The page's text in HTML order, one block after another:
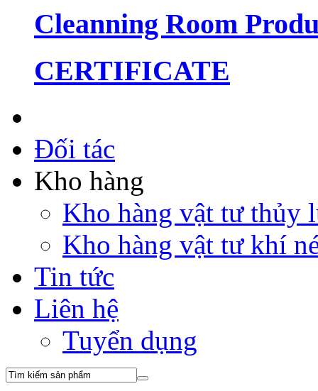
Cleanning Room
CERTIFICATE
Đối tác
Kho hàng
Kho hàng vật tư thủy
Kho hàng vật tư khí
Tin tức
Liên hệ
Tuyển dụng